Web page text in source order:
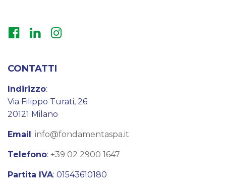
CONTATTI
Indirizzo:
Via Filippo Turati, 26
20121 Milano
Email: info@fondamentaspa.it
Telefono: +39 02 2900 1647
Partita IVA: 01543610180